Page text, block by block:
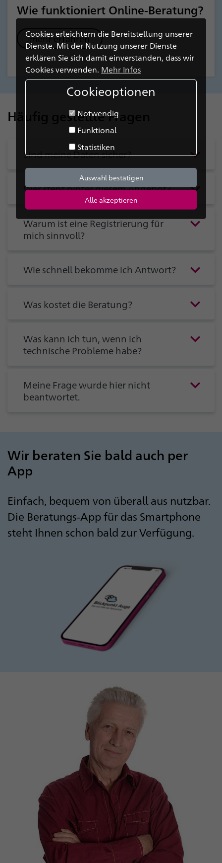
Cookies erleichtern die Bereitstellung unserer
Dienste. Mit der Nutzung unserer Dienste
erklären Sie sich damit einverstanden, dass wir
Cookies verwenden. Mehr Infos
Cookieoptionen
Notwendig
Funktional
Statistiken
Auswahl bestätigen
Alle akzeptieren
Wie funktioniert Online-Beratung?
mehr erfahren
Wie funktioniert Online-Beratung?
Häufig gestellte Fragen
Sind meine Daten sicher?
Wer steht hinter diesem Angebot?
Warum ist eine Registrierung für
mich sinnvoll?
Wie schnell bekomme ich Antwort?
Was kostet die Beratung?
Was kann ich tun, wenn ich
technische Probleme habe?
Meine Frage wurde hier nicht
beantwortet.
Wir beraten Sie bald auch per
App
Einfach, bequem von überall aus nutzbar.
Die Beratungs-App für das Smartphone
steht Ihnen schon bald zur Verfügung.